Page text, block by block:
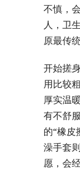
不慎，
人，卫
原最传
开始搓
用比较
厚实温
有不舒
的“橡皮
澡手套
愿，会